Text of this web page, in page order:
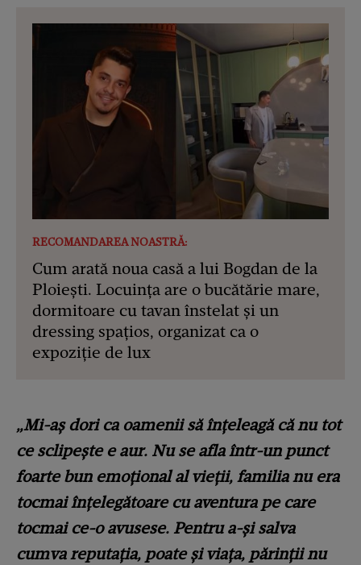
RECOMANDAREA NOASTRĂ:
Cum arată noua casă a lui Bogdan de la
Ploiești. Locuința are o bucătărie mare,
dormitoare cu tavan înstelat și un
dressing spațios, organizat ca o
expoziție de lux
„Mi-aş dori ca oamenii să înţeleagă că nu tot
ce sclipeşte e aur. Nu se afla într-un punct
foarte bun emoţional al vieţii, familia nu era
tocmai înţelegătoare cu aventura pe care
tocmai ce-o avusese. Pentru a-şi salva
cumva reputaţia, poate şi viaţa, părinţii nu